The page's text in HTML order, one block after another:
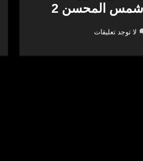
لا توجد تعليقات